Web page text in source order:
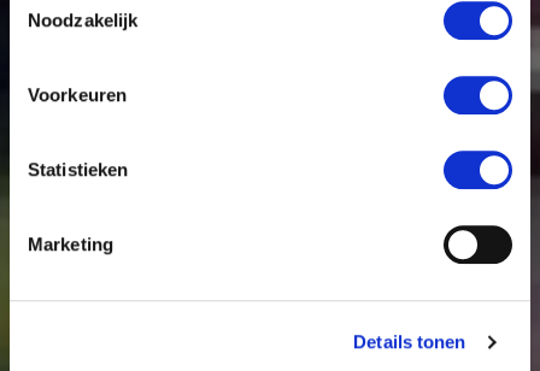
Noodzakelijk
Voorkeuren
Statistieken
Marketing
Details tonen
Het team